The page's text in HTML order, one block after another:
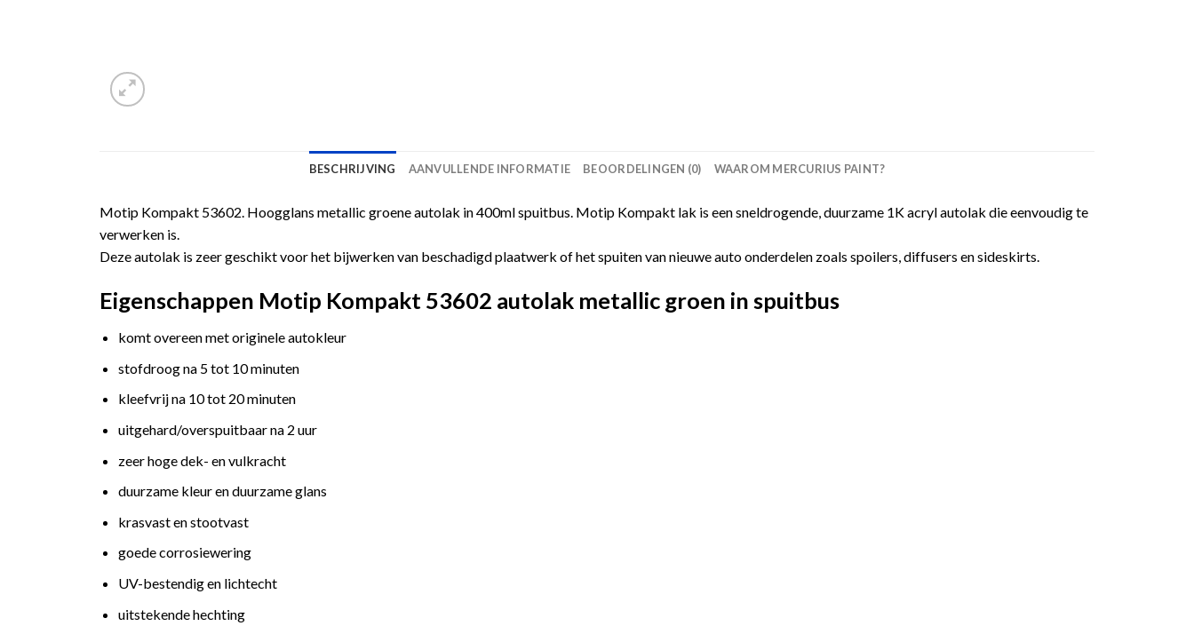
BESCHRIJVING AANVULLENDE INFORMATIE BEOORDELINGEN (0) WAAROM MERCURIUS PAINT?
Motip Kompakt 53602. Hoogglans metallic groene autolak in 400ml spuitbus. Motip Kompakt lak is een sneldrogende, duurzame 1K acryl autolak die eenvoudig te
verwerken is.
Deze autolak is zeer geschikt voor het bijwerken van beschadigd plaatwerk of het spuiten van nieuwe auto onderdelen zoals spoilers, diffusers en sideskirts.
Eigenschappen Motip Kompakt 53602 autolak metallic groen in spuitbus
komt overeen met originele autokleur
stofdroog na 5 tot 10 minuten
kleefvrij na 10 tot 20 minuten
uitgehard/overspuitbaar na 2 uur
zeer hoge dek- en vulkracht
duurzame kleur en duurzame glans
krasvast en stootvast
goede corrosiewering
UV-bestendig en lichtecht
uitstekende hechting